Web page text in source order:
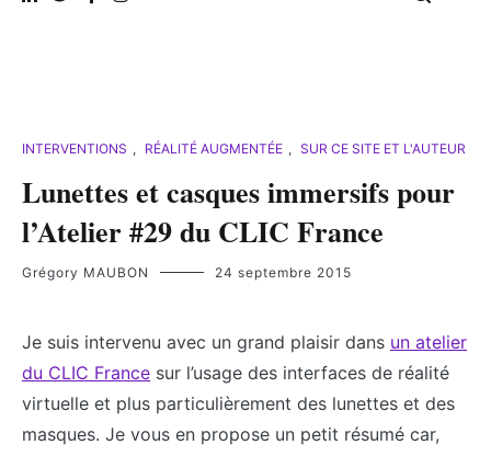
INTERVENTIONS , RÉALITÉ AUGMENTÉE , SUR CE SITE ET L'AUTEUR
Lunettes et casques immersifs pour
l’Atelier #29 du CLIC France
Grégory MAUBON 24 septembre 2015
Je suis intervenu avec un grand plaisir dans un atelier
du CLIC France sur l’usage des interfaces de réalité
virtuelle et plus particulièrement des lunettes et des
masques. Je vous en propose un petit résumé car,